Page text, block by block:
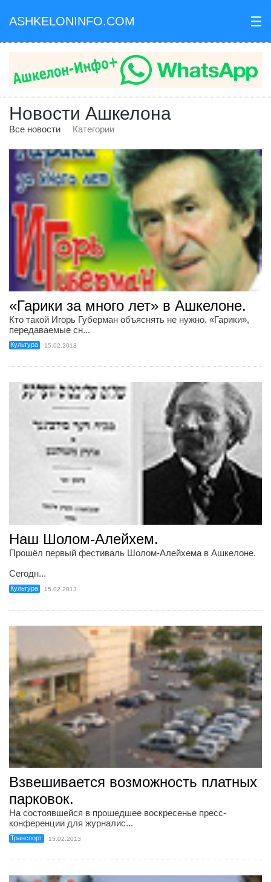
ASHKELONINFO.COM III
Новости Ашкелона
Все новости Категории
«Гарики за много лет» в Ашкелоне.
Кто такой Игорь Губерман объяснять не нужно. «Гарики»,
передаваемые сн...
Культура 15.02.2013
Наш Шолом-Алейхем.
Прошёл первый фестиваль Шолом-Алейхема в Ашкелоне.
Сегодн...
Культура 15.02.2013
Взвешивается возможность платных
парковок.
На состоявшейся в прошедшее воскресенье пресс-
конференции для журналис...
Транспорт 15.02.2013